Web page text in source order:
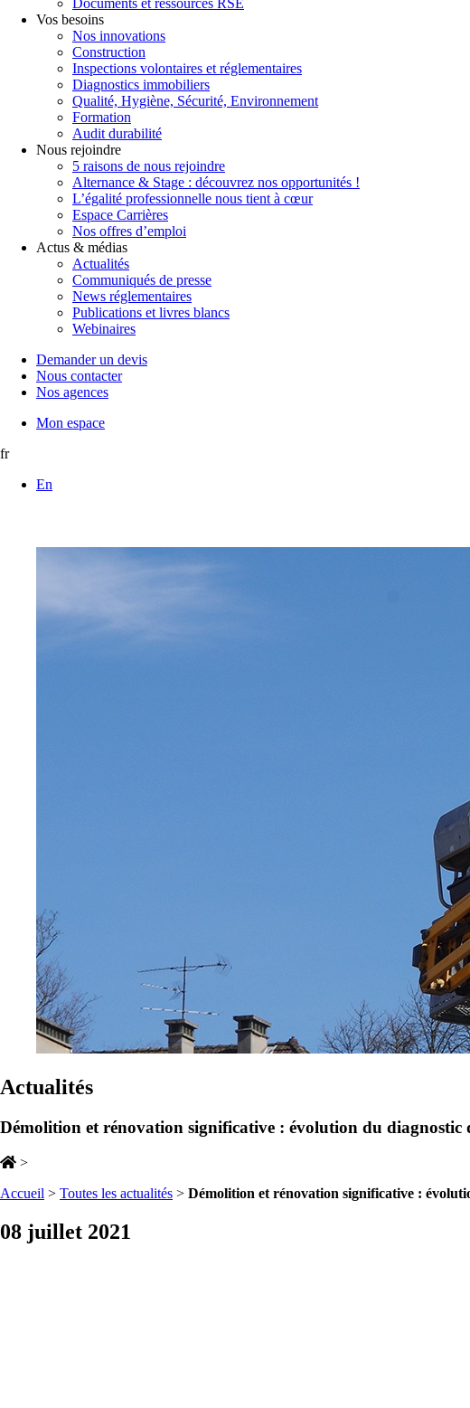
Documents et ressources RSE
Vos besoins
Nos innovations
Construction
Inspections volontaires et réglementaires
Diagnostics immobiliers
Qualité, Hygiène, Sécurité, Environnement
Formation
Audit durabilité
Nous rejoindre
5 raisons de nous rejoindre
Alternance & Stage : découvrez nos opportunités !
L’égalité professionnelle nous tient à cœur
Espace Carrières
Nos offres d’emploi
Actus & médias
Actualités
Communiqués de presse
News réglementaires
Publications et livres blancs
Webinaires
Demander un devis
Nous contacter
Nos agences
Mon espace
fr
En
Actualités
Démolition et rénovation significative : évolution du diagnostic
>
Accueil > Toutes les actualités > Démolition et rénovation significative :
08 juillet 2021